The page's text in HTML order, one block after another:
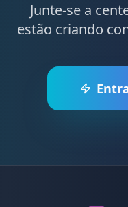
Junte-se a
estão criando